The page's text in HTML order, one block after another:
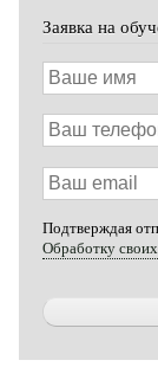
Заявка на
Ваше
имя
Ваш
телефон
Ваш
email
Подтверждая
Обработку